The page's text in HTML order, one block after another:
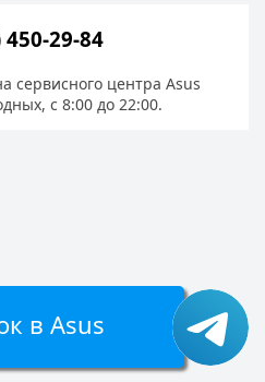
450-29-84
сервисного центра Asus
с 8:00 до 22:00.
в Asus